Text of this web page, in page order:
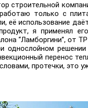
строительной
только с
её использование
я применял
“Ламборгини”, от
однослойном
перенос
протечки, это